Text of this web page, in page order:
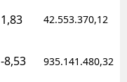
1,83 42.553.370,12
-8,53 935.141.480,32